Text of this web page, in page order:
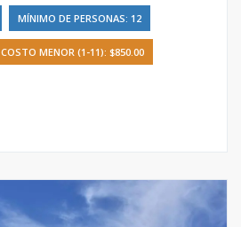
MÍNIMO DE PERSONAS: 12
COSTO MENOR (1-11): $850.00